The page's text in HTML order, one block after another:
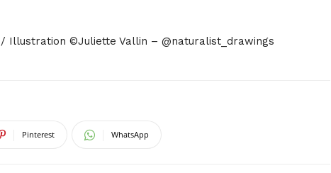
/ Illustration ©Juliette Vallin – @naturalist_drawings
Pinterest WhatsApp